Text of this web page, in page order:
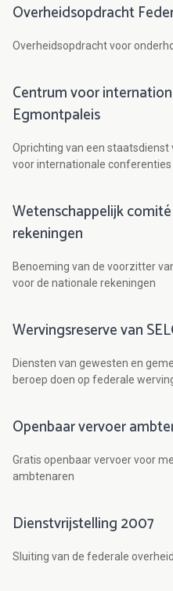
Overheidsopdracht
Overheidsopdracht voor
Centrum voor
Egmontpaleis
Oprichting van een
voor internationale conferenties
Wetenschappelijk
rekeningen
Benoeming van de voorzitter
voor de nationale rekeningen
Wervingsreserve van
Diensten van gewesten en
beroep doen op federale
Openbaar vervoer
Gratis openbaar vervoer voor
ambtenaren
Dienstvrijstelling 2007
Sluiting van de federale